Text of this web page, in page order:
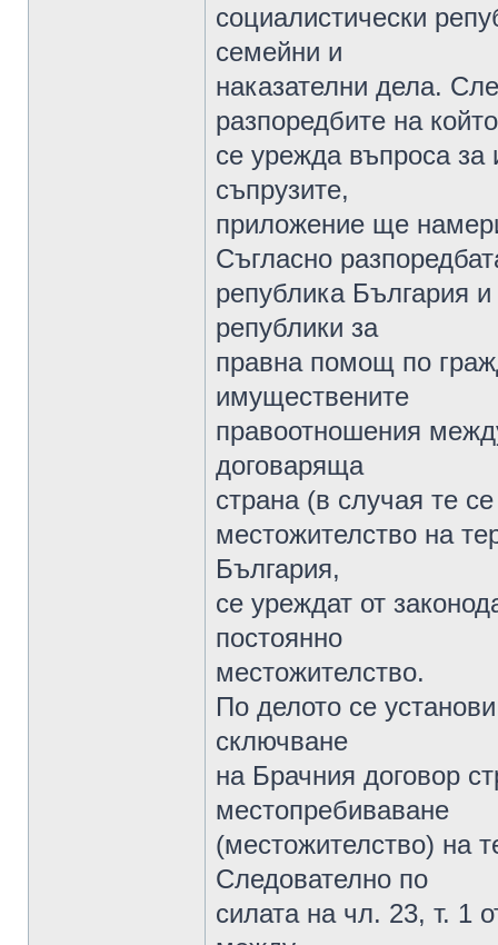
социалистически
семейни и
наказателни дела.
разпоредбите на който
се урежда въпроса
съпрузите,
приложение ще
Съгласно
република България
републики за
правна помощ по
имуществените
правоотношения
договаряща
страна (в случая те
местожителство на
България,
се уреждат от
постоянно
местожителство.
По делото се
сключване
на Брачния договор
местопребиваване
(местожителство) на
Следователно по
силата на чл. 23, т. 1